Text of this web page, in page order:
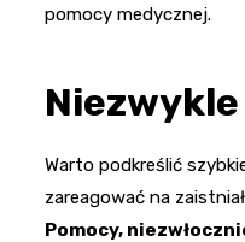
pomocy medycznej.
Warto podkreślić
zareagować na
Pomocy,